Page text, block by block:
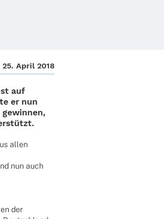
25. April 2018
auf
er nun
allen
nun auch
der